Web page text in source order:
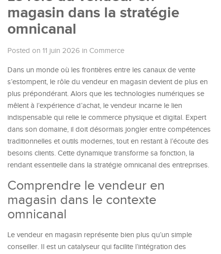
magasin dans la stratégie
omnicanal
Posted on 11 juin 2026 in Commerce
Dans un monde où les frontières entre les canaux de vente
s’estompent, le rôle du vendeur en magasin devient de plus en
plus prépondérant. Alors que les technologies numériques se
mêlent à l’expérience d’achat, le vendeur incarne le lien
indispensable qui relie le commerce physique et digital. Expert
dans son domaine, il doit désormais jongler entre compétences
traditionnelles et outils modernes, tout en restant à l’écoute des
besoins clients. Cette dynamique transforme sa fonction, la
rendant essentielle dans la stratégie omnicanal des entreprises.
Comprendre le vendeur en
magasin dans le contexte
omnicanal
Le vendeur en magasin représente bien plus qu’un simple
conseiller. Il est un catalyseur qui facilite l’intégration des